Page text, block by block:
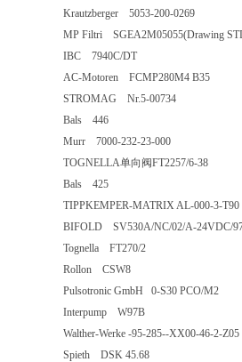
Krautzberger 5053-200-0269
MP Filtri SGEA2M05055(Drawing
IBC 7940C/DT
AC-Motoren FCMP280M4
STROMAG Nr.5-00734
Bals 446
Murr 7000-232-23-000
TOGNELLA单向阀FT2257/6-38
Bals 425
TIPPKEMPER-MATRIX AL-000-
BIFOLD SV530A/NC/02/A-
Tognella FT270/2
Rollon CSW8
Pulsotronic GmbH 0-S30 PCO/
Interpump W97B
Walther-Werke -95-285--XX00-46-
Spieth DSK 45.68